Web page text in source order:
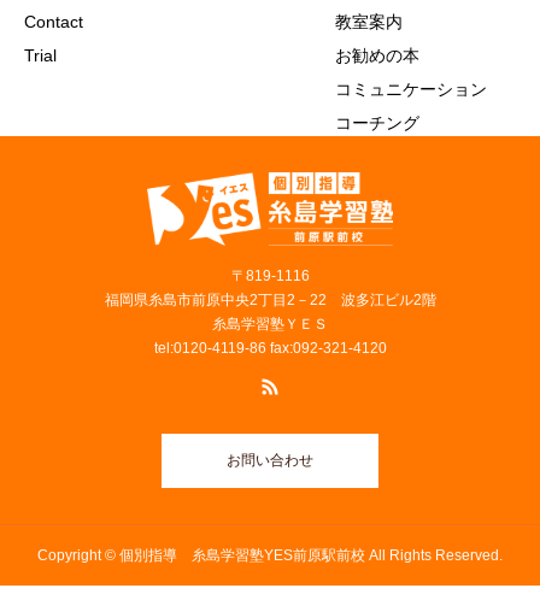
Contact
Trial
教室案内
お勧めの本
コミュニケーション
コーチング
〒819‐1116
福岡県糸島市前原中央2丁目2－22 波多江ビル2階
糸島学習塾ＹＥＳ
tel:0120-4119-86 fax:092-321-4120
お問い合わせ
Copyright © 個別指導 糸島学習塾YES前原駅前校 All Rights Reserved.